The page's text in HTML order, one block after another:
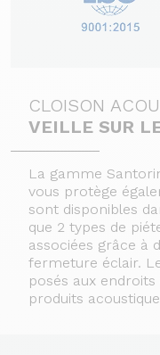
CLOISON
VEILLE SUR
La gamme
vous protège
sont disponibles
que 2 types de
associées grâce à
fermeture éclair.
posés aux
produits